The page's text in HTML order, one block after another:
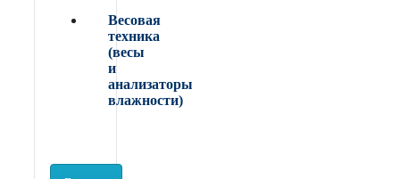
Весовая
техника
(весы
и
анализаторы
влажности)